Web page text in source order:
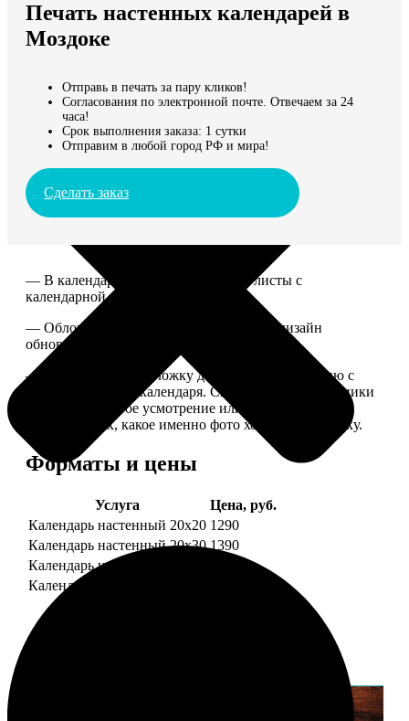
Мы доставляем по всему миру
Продолжить без города
Печать настенных календарей в
Моздоке
Отправь в печать за пару кликов!
Согласования по электронной почте. Отвечаем за 24
часа!
Срок выполнения заказа: 1 сутки
Отправим в любой город РФ и мира!
Сделать заказ
— В календаре 13 листов: обложка+листы с
календарной сеткой.
— Обложка для календаря стандартная, дизайн
обновляем каждый год.
— В кружочек на обложку добавляем фотографию с
одной из страниц календаря. Снимок наши сотрудники
выбирают на свое усмотрение или пишите в
комментариях, какое именно фото хотите на обложку.
Форматы и цены
Услуга
Цена, руб.
Календарь настенный 20х20 1290
Календарь настенный 20х30 1390
Календарь настенный 30х30
Календарь настенный 30х40